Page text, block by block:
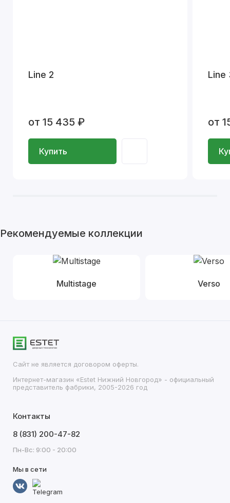
Line 2
от 15 435 ₽
Купить
Line
от
Рекомендуемые коллекции
Multistage Verso
Сайт не является договором оферты.
Интернет-магазин «Estet Нижний Новгород» - официальный
представитель фабрики, 2005-2026 год
Контакты
8 (831) 200-47-82
Пн-Вс: 9:00 - 20:00
Мы в сети